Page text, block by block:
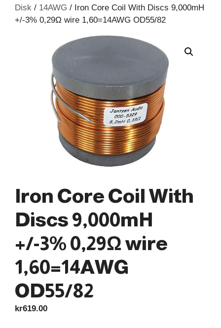
Disk / 14AWG / Iron Core Coil With Discs 9,000mH
+/-3% 0,29Ω wire 1,60=14AWG OD55/82
Iron Core Coil With
Discs 9,000mH
+/-3% 0,29Ω wire
1,60=14AWG
OD55/82
kr619.00